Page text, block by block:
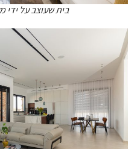
בית שעוצב על ידי